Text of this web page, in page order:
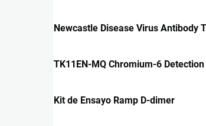
Newcastle Disease Virus Antibody
TK11EN-MQ Chromium-6
Kit de Ensayo Ramp D-dimer